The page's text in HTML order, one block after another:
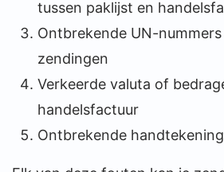
tussen paklijst en
Ontbrekende UN-nummers
zendingen
Verkeerde valuta of
handelsfactuur
Ontbrekende